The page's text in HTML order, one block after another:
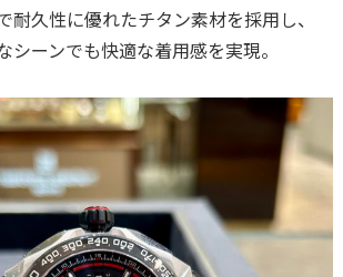
耐久性に優れたチタン素材を採用し、
シーンでも快適な着用感を実現。